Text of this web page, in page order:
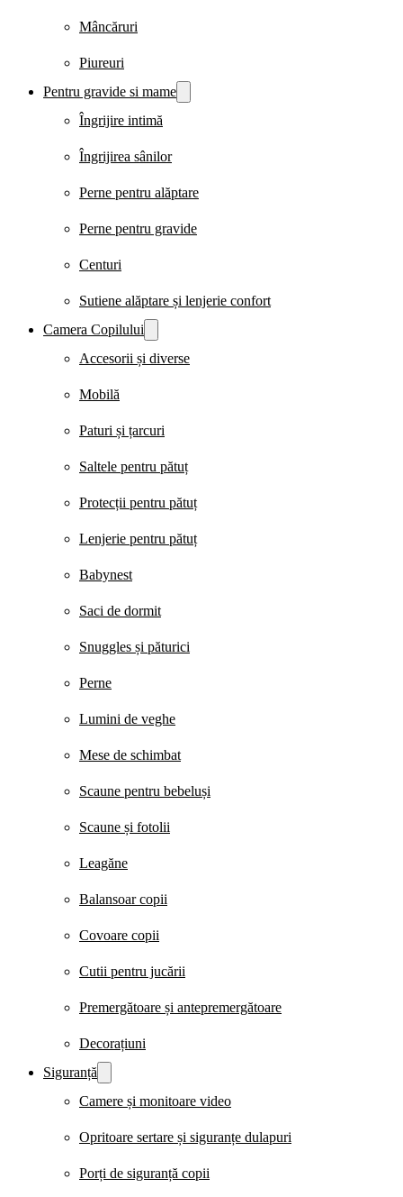
Mâncăruri
Piureuri
Pentru gravide si mame
Îngrijire intimă
Îngrijirea sânilor
Perne pentru alăptare
Perne pentru gravide
Centuri
Sutiene alăptare și lenjerie confort
Camera Copilului
Accesorii și diverse
Mobilă
Paturi și țarcuri
Saltele pentru pătuț
Protecții pentru pătuț
Lenjerie pentru pătuț
Babynest
Saci de dormit
Snuggles și păturici
Perne
Lumini de veghe
Mese de schimbat
Scaune pentru bebeluși
Scaune și fotolii
Leagăne
Balansoar copii
Covoare copii
Cutii pentru jucării
Premergătoare și antepremergătoare
Decorațiuni
Siguranță
Camere și monitoare video
Opritoare sertare și siguranțe dulapuri
Porți de siguranță copii